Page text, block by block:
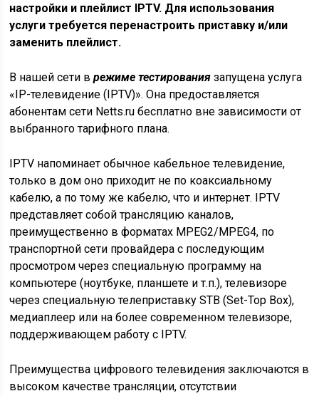
настройки и плейлист IPTV. Для использования
услуги требуется перенастроить приставку и/или
заменить плейлист.
В нашей сети врежиме тестирования запущена услуга
«IP-телевидение (IPTV)». Она предоставляется
абонентам сети Netts.ru бесплатно вне зависимости от
выбранного тарифного плана.
IPTV напоминает обычное кабельное телевидение,
только в дом оно приходит не по коаксиальному
кабелю, а по тому же кабелю, что и интернет. IPTV
представляет собой трансляцию каналов,
преимущественно в форматах MPEG2/MPEG4, по
транспортной сети провайдера с последующим
просмотром через специальную программу на
компьютере (ноутбуке, планшете и т.п.), телевизоре
через специальную телеприставку STB (Set-Top Box),
медиаплеер или на более современном телевизоре,
поддерживающем работу с IPTV.
Преимущества цифрового телевидения заключаются в
высоком качестве трансляции, отсутствии